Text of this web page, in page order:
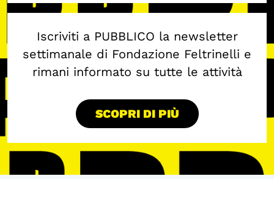
Iscriviti a PUBBLICO la newsletter
settimanale di Fondazione Feltrinelli e
rimani informato su tutte le attività
SCOPRI DI PIÙ